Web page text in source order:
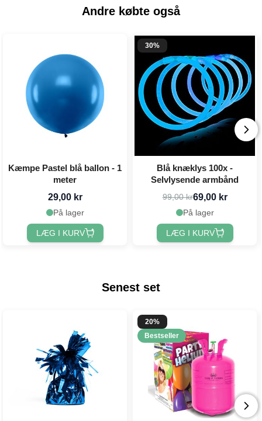
Andre købte også
Kæmpe Pastel blå ballon - 1
meter
29,00 kr
På lager
LÆG I KURV
30%
Blå knæklys 100x -
Selvlysende armbånd
99,00 kr69,00 kr
På lager
LÆG I KURV
Senest set
20%
Bestseller